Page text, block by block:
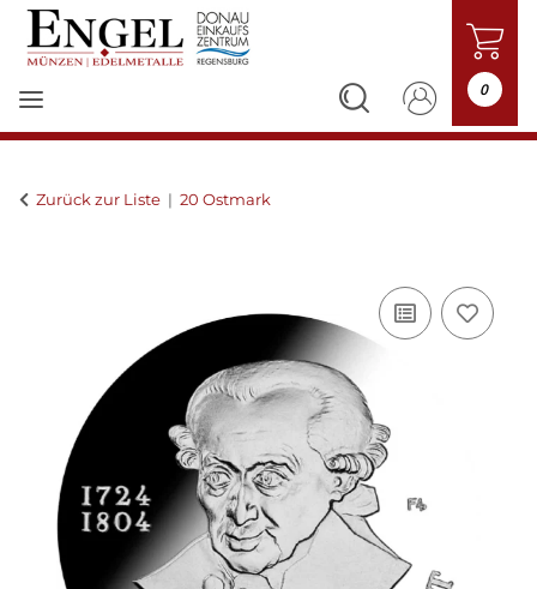
0
Zurück zur Liste 20 Ostmark